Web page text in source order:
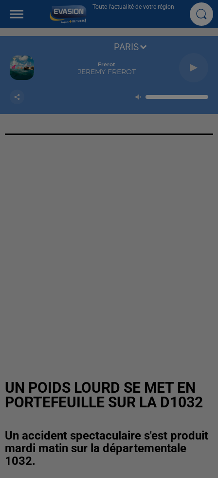
Toute l'actualité de votre région
Frerot
JEREMY FREROT
PARIS
UN POIDS LOURD SE MET EN
PORTEFEUILLE SUR LA D1032
Un accident spectaculaire s'est produit
mardi matin sur la départementale
1032.